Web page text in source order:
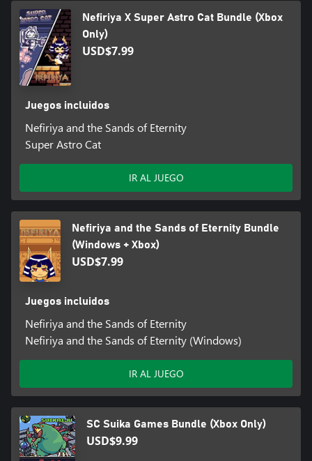
Nefiriya X Super Astro Cat Bundle (Xbox
Only)
USD$7.99
Juegos incluidos
Nefiriya and the Sands of Eternity
Super Astro Cat
IR AL JUEGO
Nefiriya and the Sands of Eternity Bundle
(Windows + Xbox)
USD$7.99
Juegos incluidos
Nefiriya and the Sands of Eternity
Nefiriya and the Sands of Eternity (Windows)
IR AL JUEGO
SC Suika Games Bundle (Xbox Only)
USD$9.99